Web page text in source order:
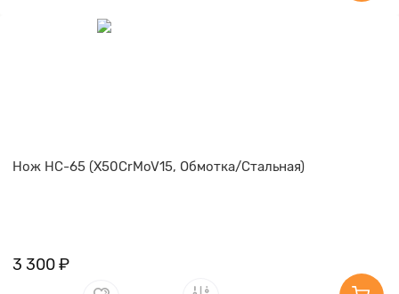
Нож НС-65 (X50CrMoV15, Обмотка/Стальная)
3 300 ₽